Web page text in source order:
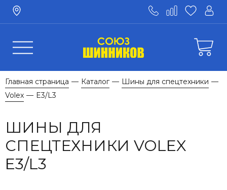
Главная страница — Каталог — Шины для спецтехники —
Volex — E3/L3
ШИНЫ ДЛЯ
СПЕЦТЕХНИКИ VOLEX
E3/L3